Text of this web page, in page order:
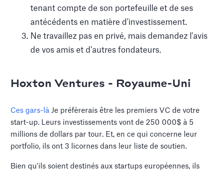
tenant compte de son portefeuille et de ses
antécédents en matière d'investissement.
Ne travaillez pas en privé, mais demandez l'avis
de vos amis et d'autres fondateurs.
Hoxton Ventures - Royaume-Uni
Ces gars-là Je préfèrerais être les premiers VC de votre
start-up. Leurs investissements vont de 250 000$ à 5
millions de dollars par tour. Et, en ce qui concerne leur
portfolio, ils ont 3 licornes dans leur liste de soutien.
Bien qu'ils soient destinés aux startups européennes, ils